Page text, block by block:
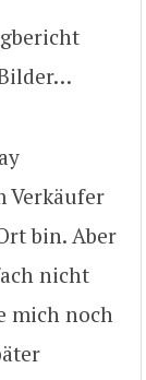
Verkäufer
bin. Aber
nicht
mich noch